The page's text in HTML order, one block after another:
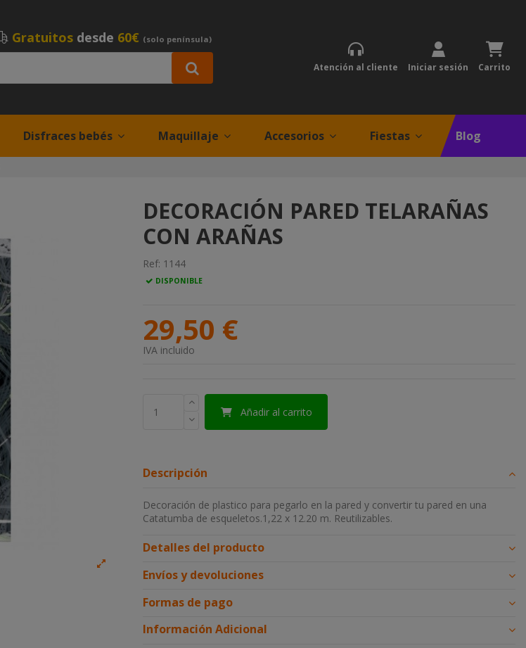
Gratuitosdesde 60€ (solo península)
Atención al cliente Iniciar sesión Carrito
Disfraces bebés Maquillaje Accesorios Fiestas Blog
DECORACIÓN PARED TELARAÑAS
CON ARAÑAS
Ref: 1144
DISPONIBLE
29,50 €
IVA incluido
Añadir al carrito
Descripción
Decoración de plastico para pegarlo en la pared y convertir tu pared en una
Catatumba de esqueletos.1,22 x 12.20 m. Reutilizables.
Detalles del producto
Envíos y devoluciones
Formas de pago
Información Adicional